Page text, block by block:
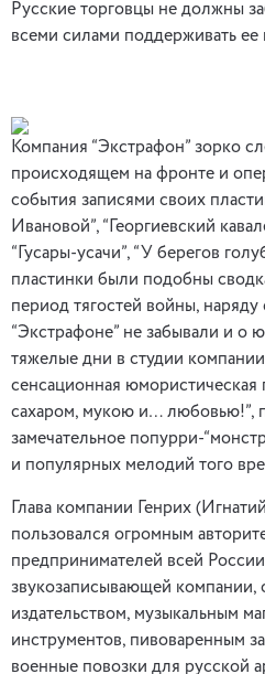
Русские торговцы не должны
всеми силами поддерживать ее
Компания “Экстрафон” зорко
происходящем на фронте и
события записями своих
Ивановой”, “Георгиевский
“Гусары-усачи”, “У берегов
пластинки были подобны
период тягостей войны,
“Экстрафоне” не забывали и о
тяжелые дни в студии
сенсационная юмористическая
сахаром, мукою и… любовью!”,
замечательное попурри-
и популярных мелодий того
Глава компании Генрих
пользовался огромным
предпринимателей всей
звукозаписывающей компании,
издательством, музыкальным
инструментов, пивоваренным
военные повозки для русской